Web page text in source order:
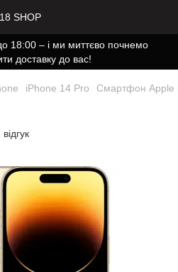
18:00 – і ми миттєво почнемо
доставку до вас!
iPhone 14 Pro Смартфон Apple